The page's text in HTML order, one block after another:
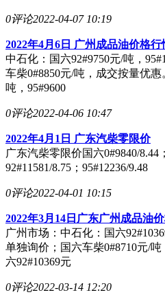
0评论2022-04-07 10:19
2022年4月6日 广州成品油价格行
中石化：国六92#9750元/吨，
车柴0#8850元/吨，成交按量优
吨，95#9600
0评论2022-04-06 10:47
2022年4月1日 广东汽柴零限价
广东汽柴零限价国六0#9840/8.44
92#11581/8.75；95#12236/9.48
0评论2022-04-01 10:15
2022年3月14日广东广州成品油
广州市场：中石化：国六
单独询价；国六车柴0#8710元/
六92#10369元
0评论2022-03-14 12:20